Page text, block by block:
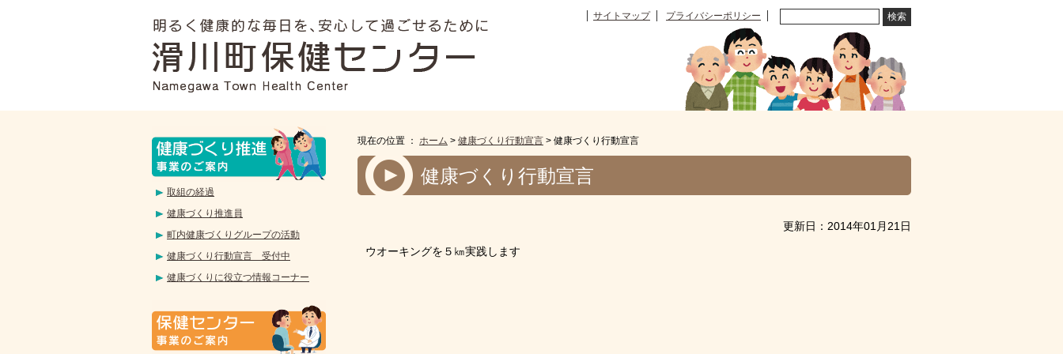
サイトマップ プライバシーポリシー
現在の位置 ： ホーム > 健康づくり行動宣言 > 健康づくり行動宣言
健康づくり行動宣言
更新日：2014年01月21日
ウオーキングを５㎞実践します
取組の経過
健康づくり推進員
町内健康づくりグループの活動
健康づくり行動宣言 受付中
健康づくりに役立つ情報コーナー